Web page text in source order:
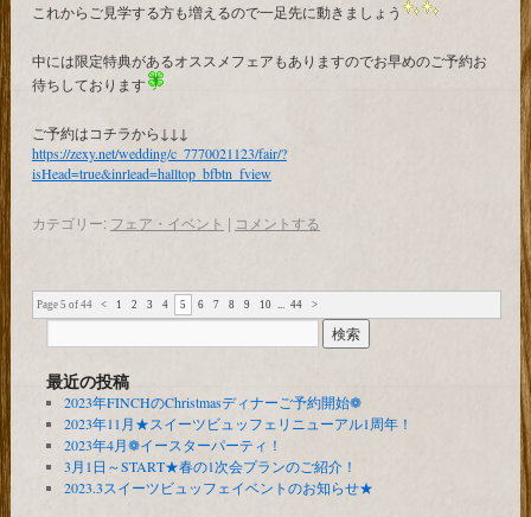
これからご見学する方も増えるので一足先に動きましょう
中には限定特典があるオススメフェアもありますのでお早めのご予約お
待ちしております
ご予約はコチラから↓↓↓
https://zexy.net/wedding/c_7770021123/fair/?
isHead=true&inrlead=halltop_bfbtn_fview
カテゴリー: フェア・イベント | コメントする
Page 5 of 44 < 1 2 3 4 5 6 7 8 9 10 ... 44 >
最近の投稿
2023年FINCHのChristmasディナーご予約開始❁
2023年11月★スイーツビュッフェリニューアル1周年！
2023年4月❁イースターパーティ！
3月1日～START★春の1次会プランのご紹介！
2023.3スイーツビュッフェイベントのお知らせ★